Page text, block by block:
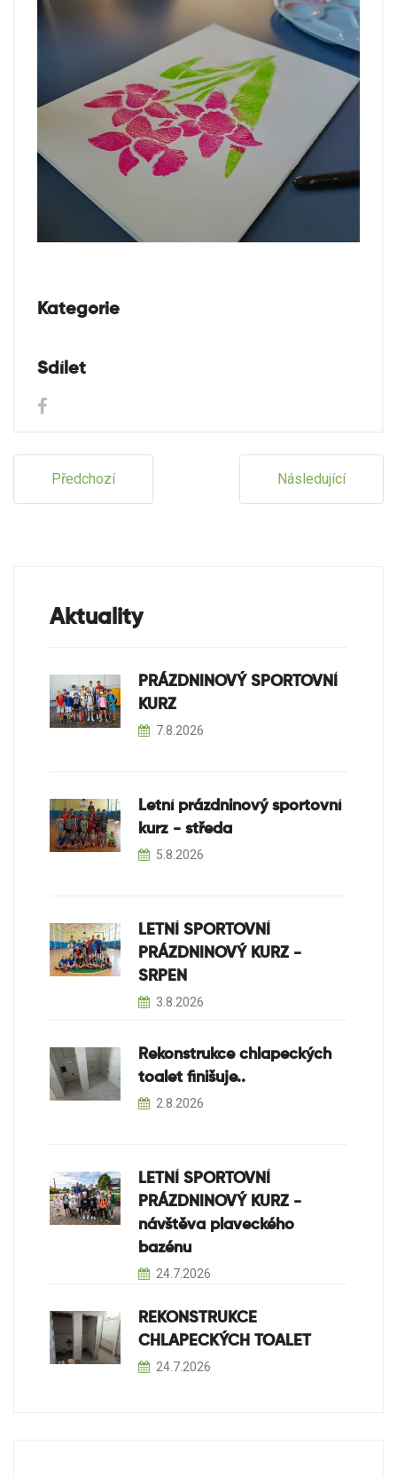
Aktuality
PRÁZDNINOVÝ SPORTOVNÍ
KURZ
7.8.2026
Letní prázdninový sportovní
kurz - středa
5.8.2026
LETNÍ SPORTOVNÍ
PRÁZDNINOVÝ KURZ -
SRPEN
3.8.2026
Rekonstrukce chlapeckých
toalet finišuje..
2.8.2026
LETNÍ SPORTOVNÍ
PRÁZDNINOVÝ KURZ -
návštěva plaveckého
bazénu
24.7.2026
REKONSTRUKCE
CHLAPECKÝCH TOALET
24.7.2026
Kategorie
Sdílet
Předchozí Následující